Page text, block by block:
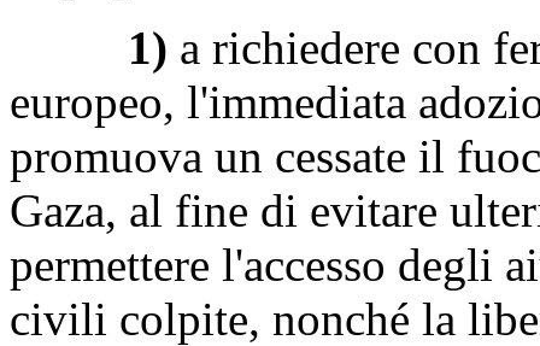
1) a richiedere con
europeo, l'immediata
promuova un cessate il
Gaza, al fine di evitare
permettere l'accesso degli
civili colpite, nonché la